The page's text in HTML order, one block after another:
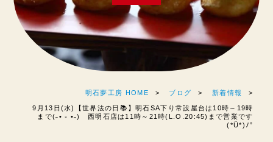
明石夢工房 HOME ブログ 新着情報
9月13日(水)【世界法の日📚】明石SA下り常設屋台は10時～19時
まで(˶• ֊ •˶) 西明石店は11時～21時(L.O.20:45)まで営業です
(*Ü*)ﾉ”